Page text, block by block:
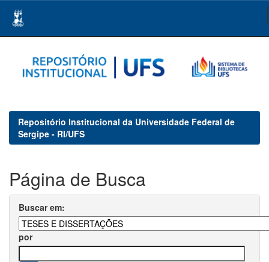
navigation
Repositório Institucional da Universidade Federal de
Sergipe - RI/UFS
Página de Busca
Buscar em:
por